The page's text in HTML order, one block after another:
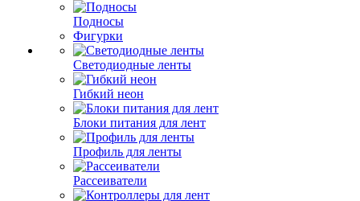
Подносы
Фигурки
Светодиодные ленты
Гибкий неон
Блоки питания для лент
Профиль для ленты
Рассеиватели